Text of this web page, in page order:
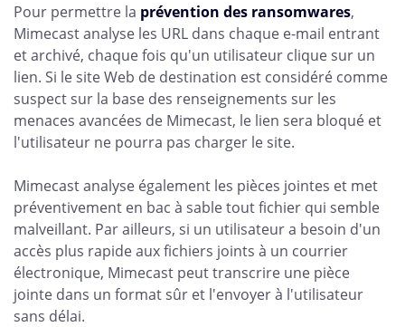
Pour permettre la prévention des ransomwares,
Mimecast analyse les URL dans chaque e-mail entrant
et archivé, chaque fois qu'un utilisateur clique sur un
lien. Si le site Web de destination est considéré comme
suspect sur la base des renseignements sur les
menaces avancées de Mimecast, le lien sera bloqué et
l'utilisateur ne pourra pas charger le site.
Mimecast analyse également les pièces jointes et met
préventivement en bac à sable tout fichier qui semble
malveillant. Par ailleurs, si un utilisateur a besoin d'un
accès plus rapide aux fichiers joints à un courrier
électronique, Mimecast peut transcrire une pièce
jointe dans un format sûr et l'envoyer à l'utilisateur
sans délai.